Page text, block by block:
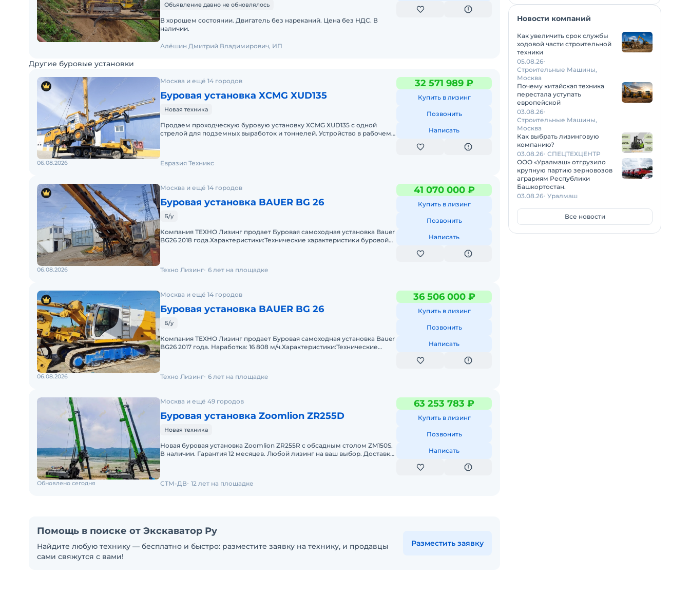
Объявление давно не обновлялось
В хорошем состоянии. Двигатель без нареканий. Цена без НДС. В
наличии.
Алёшин Дмитрий Владимирович, ИП
Другие буровые установки
Москва и ещё 14 городов
Буровая установка XCMG XUD135
Новая техника
Продаем проходческую буровую установку XCMG XUD135 с одной
стрелой для подземных выработок и тоннелей. Устройство в рабочем
32 571 989 ₽
Купить в лизинг
Позвонить
Написать
06.08.2026 Евразия Техникс
Москва и ещё 14 городов
Буровая установка BAUER BG 26
Б/у
Компания ТЕХНО Лизинг продает Буровая самоходная установка Bauer
BG26 2018 года.Характеристики:Технические характеристики буровой
41 070 000 ₽
Купить в лизинг
Позвонить
Написать
06.08.2026 Техно Лизинг 6 лет на площадке
Москва и ещё 14 городов
Буровая установка BAUER BG 26
Б/у
Компания ТЕХНО Лизинг продает Буровая самоходная установка Bauer
BG26 2017 года. Наработка: 16 808 м/ч.Характеристики:Технические
36 506 000 ₽
Купить в лизинг
Позвонить
Написать
06.08.2026 Техно Лизинг 6 лет на площадке
Москва и ещё 49 городов
Буровая установка Zoomlion ZR255D
Новая техника
Новая буровая установка Zoomlion ZR255R с обсадным столом ZM150S.
В наличии. Гарантия 12 месяцев. Любой лизинг на ваш выбор. Доставка
63 253 783 ₽
Купить в лизинг
Позвонить
Написать
Обновлено сегодня СТМ-ДВ 12 лет на площадке
Помощь в поиске от Экскаватор Ру
Найдите любую технику — бесплатно и быстро: разместите заявку на технику, и продавцы
сами свяжутся с вами!
Разместить заявку
Новости компаний
Как увеличить срок службы
ходовой части строительной
техники
05.08.26
Строительные Машины,
Москва
Почему китайская техника
перестала уступать
европейской
03.08.26
Строительные Машины,
Москва
Как выбрать лизинговую
компанию?
03.08.26 СПЕЦТЕХЦЕНТР
ООО «Уралмаш» отгрузило
крупную партию зерновозов
аграриям Республики
Башкортостан.
03.08.26 Уралмаш
Все новости